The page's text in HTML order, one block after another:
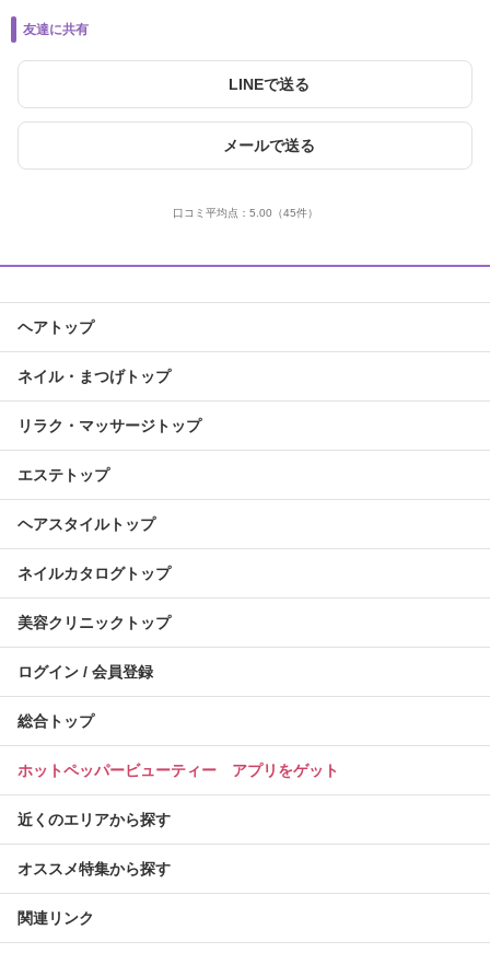
友達に共有
LINEで送る
メールで送る
口コミ平均点： 5.00 （45件）
ヘアトップ
ネイル・まつげトップ
リラク・マッサージトップ
エステトップ
ヘアスタイルトップ
ネイルカタログトップ
美容クリニックトップ
ログイン / 会員登録
総合トップ
ホットペッパービューティー アプリをゲット
近くのエリアから探す
オススメ特集から探す
関連リンク